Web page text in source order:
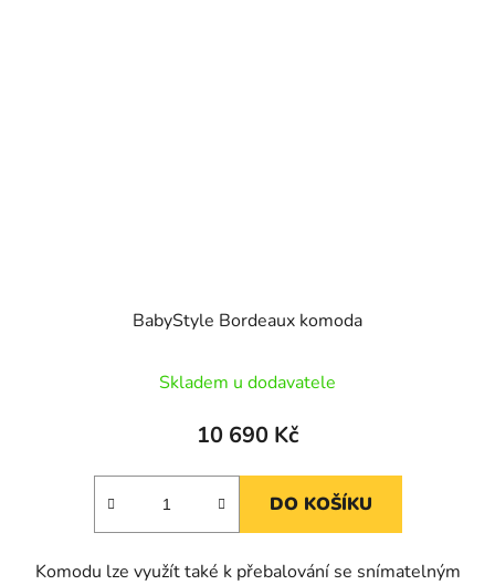
BabyStyle Bordeaux komoda
Skladem u dodavatele
10 690 Kč
DO KOŠÍKU
Komodu lze využít také k přebalování se snímatelným